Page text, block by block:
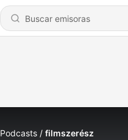
Podcasts filmszerész